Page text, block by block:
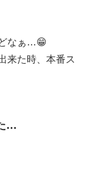
なぁ…😁
来た時、本番ス
…